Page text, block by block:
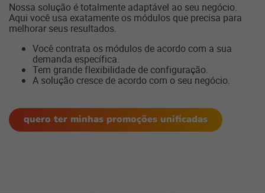
Nossa solução é totalmente adaptável ao seu negócio.
Aqui você usa exatamente os módulos que precisa para
melhorar seus resultados.
Você contrata os módulos de acordo com a sua
demanda específica.
Tem grande flexibilidade de configuração.
A solução cresce de acordo com o seu negócio.
quero ter minhas promoções unificadas